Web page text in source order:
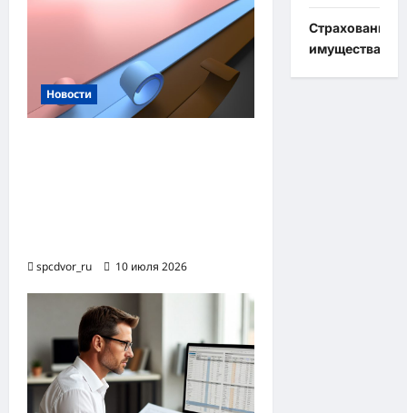
Новости
spcdvor_ru 10 июля 2026
Страхование
имущества